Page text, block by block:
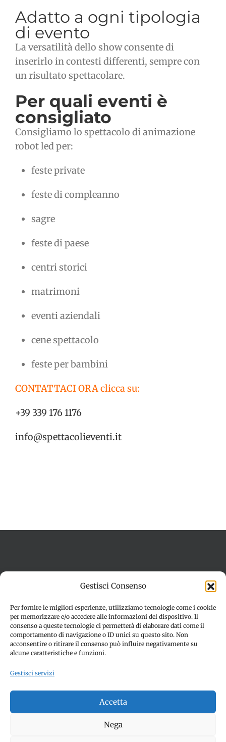
Gestisci Consenso
Per fornire le migliori esperienze, utilizziamo tecnologie come i cookie
per memorizzare e/o accedere alle informazioni del dispositivo. Il
consenso a queste tecnologie ci permetterà di elaborare dati come il
comportamento di navigazione o ID unici su questo sito. Non
acconsentire o ritirare il consenso può influire negativamente su
alcune caratteristiche e funzioni.
Gestisci servizi
Accetta
Nega
Adatto a ogni tipologia
di evento
La versatilità dello show consente di
inserirlo in contesti differenti, sempre con
un risultato spettacolare.
Per quali eventi è
consigliato
Consigliamo lo spettacolo di animazione
robot led per:
feste private
feste di compleanno
sagre
feste di paese
centri storici
matrimoni
eventi aziendali
cene spettacolo
feste per bambini
CONTATTACI ORA clicca su:
+39 339 176 1176
info@spettacolieventi.it
Dichiarazione sulla Privacy (UE)
Disconoscimento
© Copyright 2012 -2026 | SPETTACOLI EVENTI - CIVITANOVA
MARCHE (MC) - Partita iva: 01907890436 | ALL RIGHTS
RESERVED | Made with ❤️ by